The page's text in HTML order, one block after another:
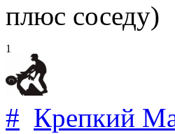
плюс соседу)
1
# Крепкий